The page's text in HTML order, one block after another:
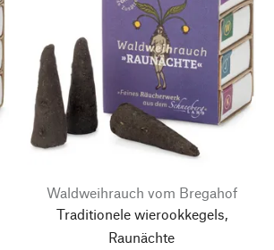
Waldweihrauch vom Bregahof
Traditionele wierookkegels,
Raunächte